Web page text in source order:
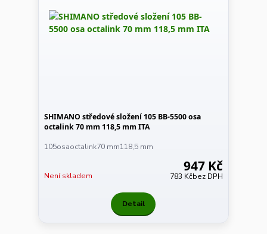
SHIMANO středové složení 105 BB-5500 osa
octalink 70 mm 118,5 mm ITA
105osaoctalink70 mm118,5 mm
947 Kč
783 Kčbez DPH
Není skladem
Detail